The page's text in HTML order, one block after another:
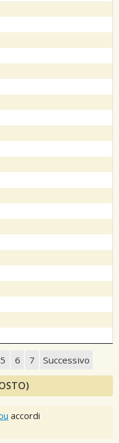
5 6 7 Successivo
accordi